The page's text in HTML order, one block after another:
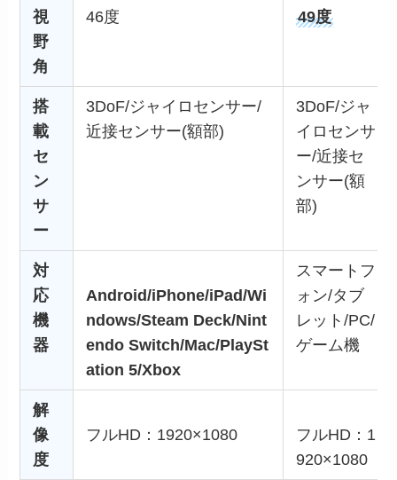
視
野
角
46度 49度
搭
載
セ
ン
サ
ー
3DoF/ジャイロセンサー/
近接センサー(額部)
3DoF/ジャ
イロセンサ
ー/近接セ
ンサー(額
部)
対
応
機
器
Android/iPhone/iPad/Wi
ndows/Steam Deck/Nint
endo Switch/Mac/PlaySt
ation 5/Xbox
スマートフ
ォン/タブ
レット/PC/
ゲーム機
解
像
度
フルHD：1920×1080
フルHD：1
920×1080